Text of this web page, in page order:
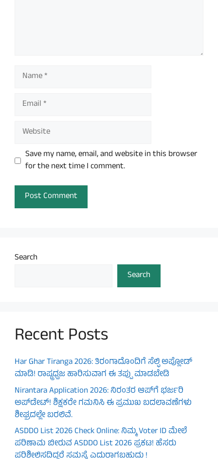
Name
Email
Website
Save my name, email, and website in this browser
for the next time I comment.
Search
Search
Recent Posts
Har Ghar Tiranga 2026: ತಿರಂಗಾದೊಂದಿಗೆ ಸೆಲ್ಫಿ ಅಪ್ಲೋಡ್
ಮಾಡಿ! ರಾಷ್ಟ್ರಧ್ವಜ ಹಾರಿಸುವಾಗ ಈ ತಪ್ಪು ಮಾಡಬೇಡಿ
Nirantara Application 2026: ನಿರಂತರ ಆಪ್‌ಗೆ ಭರ್ಜರಿ
ಅಪ್‌ಡೇಟ್! ಶಿಕ್ಷಕರೇ ಗಮನಿಸಿ ಈ ಪ್ರಮುಖ ಬದಲಾವಣೆಗಳು
ಶೀಘ್ರದಲ್ಲೇ ಬರಲಿವೆ.
ASDDO List 2026 Check Online: ನಿಮ್ಮ Voter ID ಮೇಲೆ
ಪರಿಣಾಮ ಬೀರುವ ASDDO List 2026 ಪ್ರಕಟ! ಹೆಸರು
ಪರಿಶೀಲಿಸದಿದ್ದರೆ ಸಮಸ್ಯೆ ಎದುರಾಗಬಹುದು !